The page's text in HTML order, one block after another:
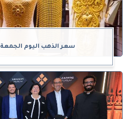
سعر الذهب اليوم الجمعة 23 فبراير 2024